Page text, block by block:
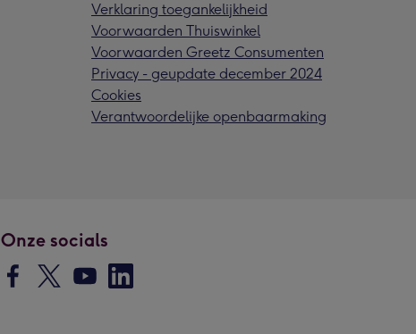
Verklaring toegankelijkheid
Voorwaarden Thuiswinkel
Voorwaarden Greetz Consumenten
Privacy - geupdate december 2024
Cookies
Verantwoordelijke openbaarmaking
Onze socials